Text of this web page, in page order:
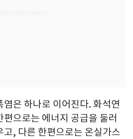
염은 하나로 이어진다. 화석연
으로는 에너지 공급을 둘러
고, 다른 한편으로는 온실가스